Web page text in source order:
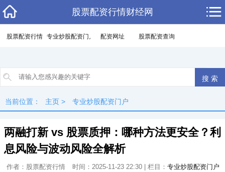
股票配资行情财经网
股票配资行情 专业炒股配资门户 配资网址 股票配资查询
当前位置： 主页 > 专业炒股配资门户
两融打新 vs 股票质押：哪种方法更安全？利
息风险与波动风险全解析
作者：股票配资行情 时间：2025-11-23 22:30 | 栏目： 专业炒股配资门户